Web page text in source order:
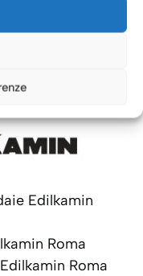
servizi
Edilkamin
Roma
Roma